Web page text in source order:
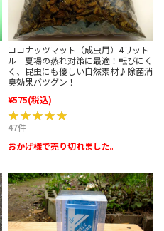
ココナッツマット（成虫用）4リット
ル｜夏場の蒸れ対策に最適！転びにく
く、昆虫にも優しい自然素材♪除菌消
臭効果バツグン！
¥575(税込)
★★★★★
★★★★★
47件
おかげ様で売り切れました。